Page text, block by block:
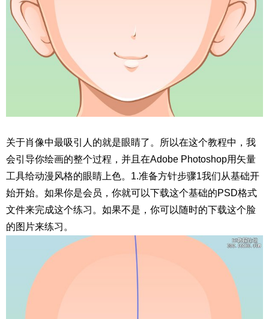
关于肖像中最吸引人的就是眼睛了。所以在这个教程中，我
会引导你绘画的整个过程，并且在Adobe Photoshop用矢量
工具给动漫风格的眼睛上色。1.准备方针步骤1我们从基础开
始开始。如果你是会员，你就可以下载这个基础的PSD格式
文件来完成这个练习。如果不是，你可以随时的下载这个脸
的图片来练习。